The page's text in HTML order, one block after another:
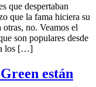
que despertaban
que la fama hiciera su
no. Veamos el
son populares desde
a los […]
están